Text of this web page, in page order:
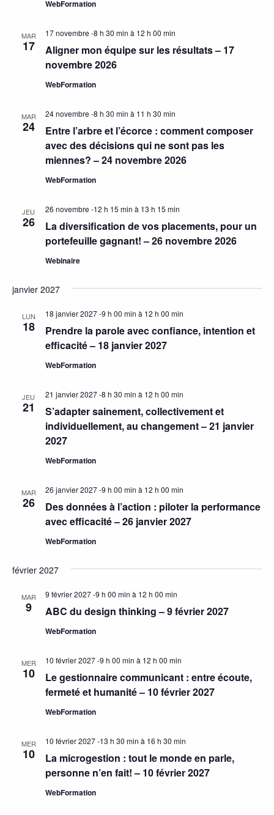
WebFormation
MAR
17
Aligner mon équipe sur les résultats – 17
novembre 2026
17 novembre -8 h 30 min à 12 h 00 min
WebFormation
MAR
24
Entre l’arbre et l’écorce : comment composer
avec des décisions qui ne sont pas les
miennes? – 24 novembre 2026
24 novembre -8 h 30 min à 11 h 30 min
WebFormation
JEU
26
La diversification de vos placements, pour un
portefeuille gagnant! – 26 novembre 2026
26 novembre -12 h 15 min à 13 h 15 min
Webinaire
janvier 2027
LUN
18
Prendre la parole avec confiance, intention et
efficacité – 18 janvier 2027
18 janvier 2027 -9 h 00 min à 12 h 00 min
WebFormation
JEU
21
S’adapter sainement, collectivement et
individuellement, au changement – 21 janvier
2027
21 janvier 2027 -8 h 30 min à 12 h 00 min
WebFormation
MAR
26
Des données à l’action : piloter la performance
avec efficacité – 26 janvier 2027
26 janvier 2027 -9 h 00 min à 12 h 00 min
WebFormation
février 2027
MAR
9 ABC du design thinking – 9 février 2027
9 février 2027 -9 h 00 min à 12 h 00 min
WebFormation
MER
10
Le gestionnaire communicant : entre écoute,
fermeté et humanité – 10 février 2027
10 février 2027 -9 h 00 min à 12 h 00 min
WebFormation
MER
10
La microgestion : tout le monde en parle,
personne n’en fait! – 10 février 2027
10 février 2027 -13 h 30 min à 16 h 30 min
WebFormation